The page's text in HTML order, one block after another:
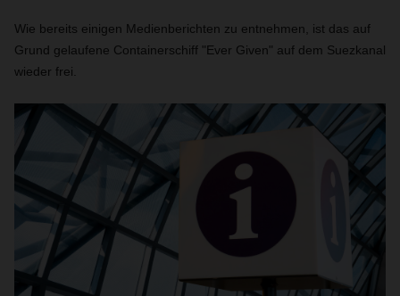
Wie bereits einigen Medienberichten zu entnehmen, ist das auf
Grund gelaufene Containerschiff "Ever Given" auf dem Suezkanal
wieder frei.